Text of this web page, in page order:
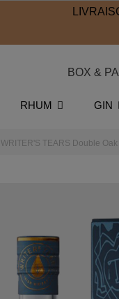
BOX &
RHUM GIN
WRITER'S TEARS Double Oak